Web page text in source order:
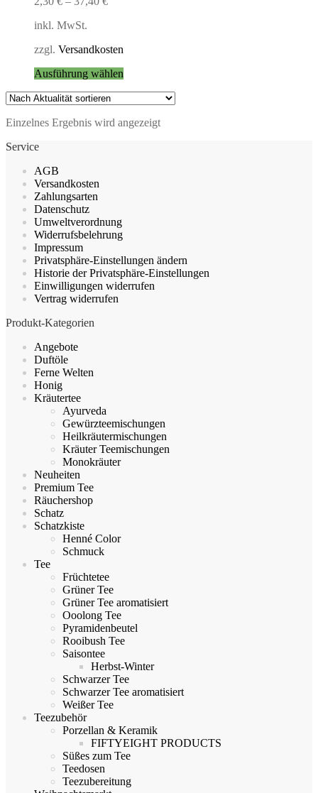
inkl. MwSt.
zzgl. Versandkosten
Ausführung wählen
Varianten
Einzelnes Ergebnis wird angezeigt
Service
AGB
Versandkosten
Zahlungsarten
Datenschutz
Umweltverordnung
Widerrufsbelehrung
Impressum
Privatsphäre-Einstellungen ändern
Historie der Privatsphäre-Einstellungen
Einwilligungen widerrufen
Vertrag widerrufen
Produkt-Kategorien
Angebote
Duftöle
Ferne Welten
Honig
Kräutertee
Ayurveda
Gewürzteemischungen
Heilkräutermischungen
Kräuter Teemischungen
Monokräuter
Neuheiten
Premium Tee
Räuchershop
Schatz
Schatzkiste
Henné Color
Schmuck
Tee
Früchtetee
Grüner Tee
Grüner Tee aromatisiert
Ooolong Tee
Pyramidenbeutel
Rooibush Tee
Saisontee
Herbst-Winter
Schwarzer Tee
Schwarzer Tee aromatisiert
Weißer Tee
Teezubehör
Porzellan & Keramik
FIFTYEIGHT PRODUCTS
Süßes zum Tee
Teedosen
Teezubereitung